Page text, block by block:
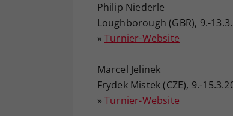
Philip Niederle
Loughborough (GBR), 9.-
» Turnier-Website
Marcel Jelinek
Frydek Mistek (CZE), 9.-
» Turnier-Website